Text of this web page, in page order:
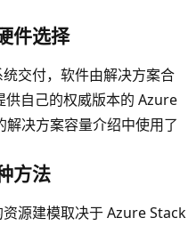
件选择
交付，软件由解决方案合
供自己的权威版本的 Azure
决方案容量介绍中使用了
方法
源建模取决于 Azure Stack